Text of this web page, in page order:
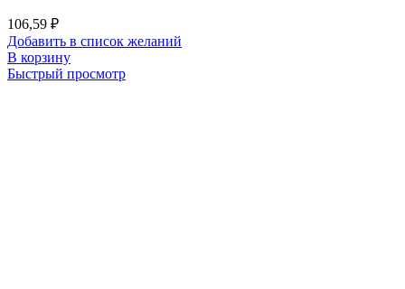
106,59 ₽
Добавить в список желаний
В корзину
Быстрый просмотр